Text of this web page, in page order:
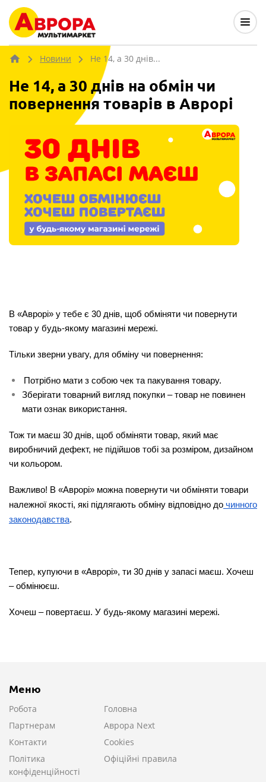
Новини Не 14, а 30 днів...
Не 14, а 30 днів на обмін чи
повернення товарів в Аврорі
В «Аврорі» у тебе є 30 днів, щоб обміняти чи повернути
товар у будь-якому магазині мережі.
Тільки зверни увагу, для обміну чи повернення:
Потрібно мати з собою чек та пакування товару.
Зберігати товарний вигляд покупки – товар не повинен
мати ознак використання.
Тож ти маєш 30 днів, щоб обміняти товар, який має
виробничий дефект, не підійшов тобі за розміром, дизайном
чи кольором.
Важливо! В «Аврорі» можна повернути чи обміняти товари
належної якості, які підлягають обміну відповідно до чинного
законодавства.
Тепер, купуючи в «Аврорі», ти 30 днів у запасі маєш. Хочеш
– обмінюєш.
Хочеш – повертаєш. У будь-якому магазині мережі.
Меню
Робота
Головна
Партнерам
Аврора Next
Контакти
Cookies
Політика
конфіденційності
Офіційні правила